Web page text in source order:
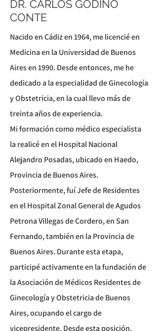
DR. CARLOS GODINO
CONTE
Nacido en Cádiz en 1964, me licencié en
Medicina en la Universidad de Buenos
Aires en 1990. Desde entonces, me he
dedicado a la especialidad de Ginecología
y Obstetricia, en la cual llevo más de
treinta años de experiencia.
​Mi formación como médico especialista
la realicé en el Hospital Nacional
Alejandro Posadas, ubicado en Haedo,
Provincia de Buenos Aires.
Posteriormente, fuí Jefe de Residentes
en el Hospital Zonal General de Agudos
Petrona Villegas de Cordero, en San
Fernando, también en la Provincia de
Buenos Aires. Durante esta etapa,
participé activamente en la fundación de
la Asociación de Médicos Residentes de
Ginecología y Obstetricia de Buenos
Aires, ocupando el cargo de
vicepresidente. Desde esta posición,